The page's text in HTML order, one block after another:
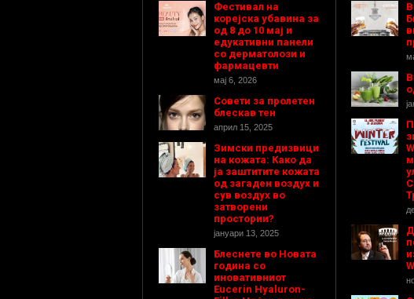
Фестивал на
корејска убавина за
од 8 до 10 мај и
едукативни панели
со дерматолози и
фармацевти
мај 6, 2026
Совети за пролетен
блескав тен
април 15, 2025
Зимски предизвици
на кожата: Како да
ја заштитите кожата
од загаден воздух и
сув воздух во
затворени
простории?
јануари 13, 2025
Блеснете во Новата
година со
иновативниот
Eucerin Hyaluron-